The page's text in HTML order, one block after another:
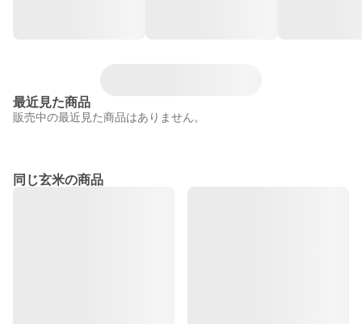
最近見た商品
販売中の最近見た商品はありません。
同じ玄米の商品